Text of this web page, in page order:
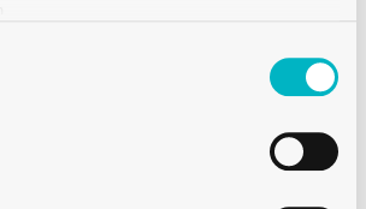
Gläsern